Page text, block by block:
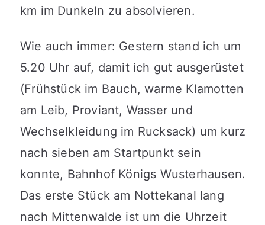
km im Dunkeln zu absolvieren.
Wie auch immer: Gestern stand ich um
5.20 Uhr auf, damit ich gut ausgerüstet
(Frühstück im Bauch, warme Klamotten
am Leib, Proviant, Wasser und
Wechselkleidung im Rucksack) um kurz
nach sieben am Startpunkt sein
konnte, Bahnhof Königs Wusterhausen.
Das erste Stück am Nottekanal lang
nach Mittenwalde ist um die Uhrzeit